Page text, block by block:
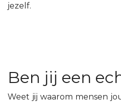
jezelf.
Ben jij een
Weet jij waarom mensen